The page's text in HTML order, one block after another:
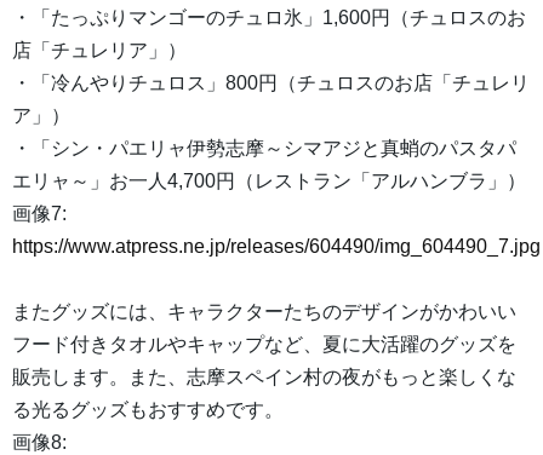
・「たっぷりマンゴーのチュロ氷」1,600円（チュロスのお
店「チュレリア」）
・「冷んやりチュロス」800円（チュロスのお店「チュレリ
ア」）
・「シン・パエリャ伊勢志摩～シマアジと真蛸のパスタパ
エリャ～」お一人4,700円（レストラン「アルハンブラ」）
画像7:
https://www.atpress.ne.jp/releases/604490/img_604490_7.jpg
またグッズには、キャラクターたちのデザインがかわいい
フード付きタオルやキャップなど、夏に大活躍のグッズを
販売します。また、志摩スペイン村の夜がもっと楽しくな
る光るグッズもおすすめです。
画像8: